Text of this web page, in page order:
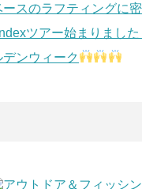
スのラフティングに密
ツアー始まりました
ンウィーク